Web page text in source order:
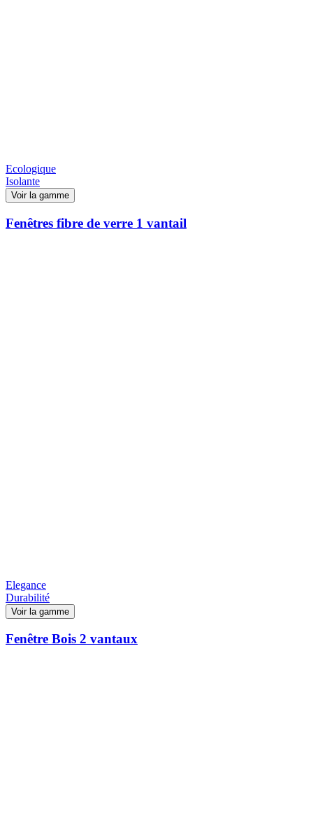
Ecologique
Isolante
Voir la gamme
Fenêtres fibre de verre 1 vantail
Elegance
Durabilité
Voir la gamme
Fenêtre Bois 2 vantaux